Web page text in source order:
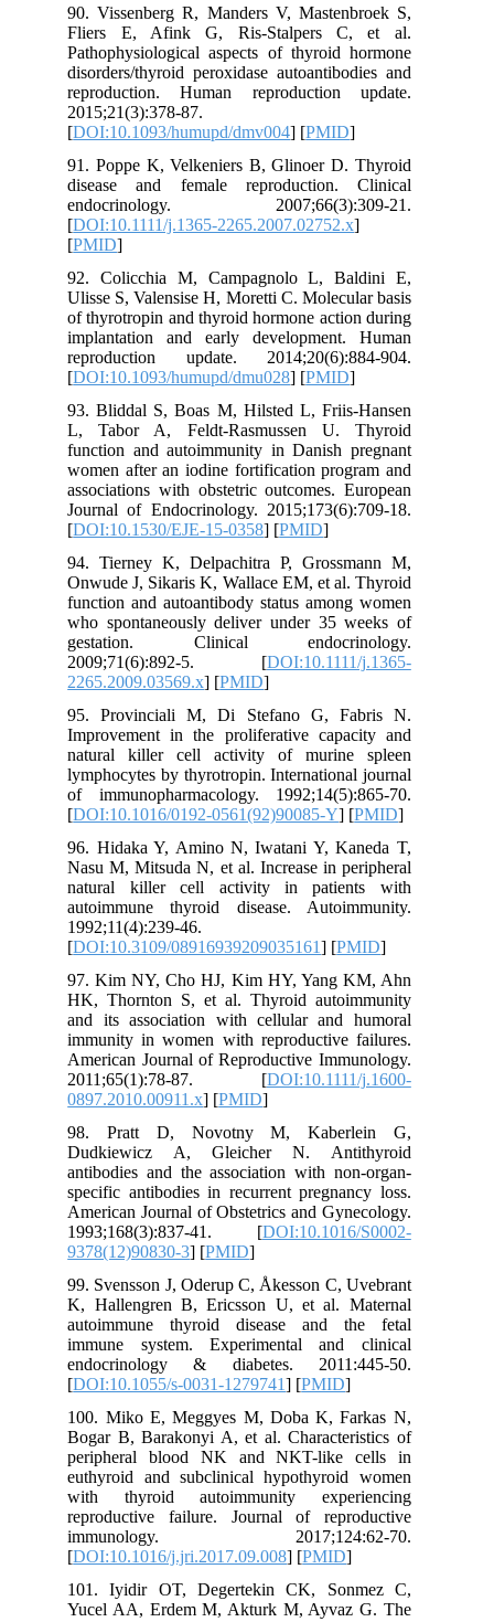
90. Vissenberg R, Manders V, Mastenbroek S,
Fliers E, Afink G, Ris-Stalpers C, et al.
Pathophysiological aspects of thyroid hormone
disorders/thyroid peroxidase autoantibodies and
reproduction. Human reproduction update.
2015;21(3):378-87.
[DOI:10.1093/humupd/dmv004] [PMID
91. Poppe K, Velkeniers B, Glinoer D. Thyroid
disease and female reproduction. Clinical
endocrinology. 2007;66(3):309-21.
[DOI:10.1111/j.1365-2265.2007.02752.x
[PMID
92. Colicchia M, Campagnolo L, Baldini E,
Ulisse S, Valensise H, Moretti C. Molecular basis
of thyrotropin and thyroid hormone action during
implantation and early development. Human
reproduction update. 2014;20(6):884-904.
[DOI:10.1093/humupd/dmu028] [PMID
93. Bliddal S, Boas M, Hilsted L, Friis-Hansen
L, Tabor A, Feldt-Rasmussen U. Thyroid
function and autoimmunity in Danish pregnant
women after an iodine fortification program and
associations with obstetric outcomes. European
Journal of Endocrinology. 2015;173(6):709-18.
[DOI:10.1530/EJE-15-0358] [PMID
94. Tierney K, Delpachitra P, Grossmann M,
Onwude J, Sikaris K, Wallace EM, et al. Thyroid
function and autoantibody status among women
who spontaneously deliver under 35 weeks of
gestation. Clinical endocrinology.
2009;71(6):892-5. [DOI:10.1111/j.1365-
2265.2009.03569.x] [PMID
95. Provinciali M, Di Stefano G, Fabris N.
Improvement in the proliferative capacity and
natural killer cell activity of murine spleen
lymphocytes by thyrotropin. International journal
of immunopharmacology. 1992;14(5):865-70.
[DOI:10.1016/0192-0561(92)90085-Y] [PMID
96. Hidaka Y, Amino N, Iwatani Y, Kaneda T,
Nasu M, Mitsuda N, et al. Increase in peripheral
natural killer cell activity in patients with
autoimmune thyroid disease. Autoimmunity.
1992;11(4):239-46.
[DOI:10.3109/08916939209035161] [PMID
97. Kim NY, Cho HJ, Kim HY, Yang KM, Ahn
HK, Thornton S, et al. Thyroid autoimmunity
and its association with cellular and humoral
immunity in women with reproductive failures.
American Journal of Reproductive Immunology.
2011;65(1):78-87. [DOI:10.1111/j.1600-
0897.2010.00911.x] [PMID
98. Pratt D, Novotny M, Kaberlein G,
Dudkiewicz A, Gleicher N. Antithyroid
antibodies and the association with non-organ-
specific antibodies in recurrent pregnancy loss.
American Journal of Obstetrics and Gynecology.
1993;168(3):837-41. [DOI:10.1016/S0002-
9378(12)90830-3] [PMID
99. Svensson J, Oderup C, Åkesson C, Uvebrant
K, Hallengren B, Ericsson U, et al. Maternal
autoimmune thyroid disease and the fetal
immune system. Experimental and clinical
endocrinology & diabetes. 2011:445-50.
[DOI:10.1055/s-0031-1279741] [PMID
100. Miko E, Meggyes M, Doba K, Farkas N,
Bogar B, Barakonyi A, et al. Characteristics of
peripheral blood NK and NKT-like cells in
euthyroid and subclinical hypothyroid women
with thyroid autoimmunity experiencing
reproductive failure. Journal of reproductive
immunology. 2017;124:62-70.
[DOI:10.1016/j.jri.2017.09.008] [PMID
101. Iyidir OT, Degertekin CK, Sonmez C,
Yucel AA, Erdem M, Akturk M, Ayvaz G. The